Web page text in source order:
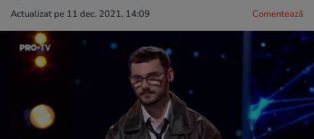
Actualizat pe 11 dec. 2021, 14:09 Comentează